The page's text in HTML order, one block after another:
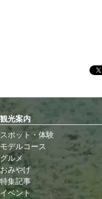
観光案内
スポット・体験
モデルコース
グルメ
おみやげ
特集記事
イベント